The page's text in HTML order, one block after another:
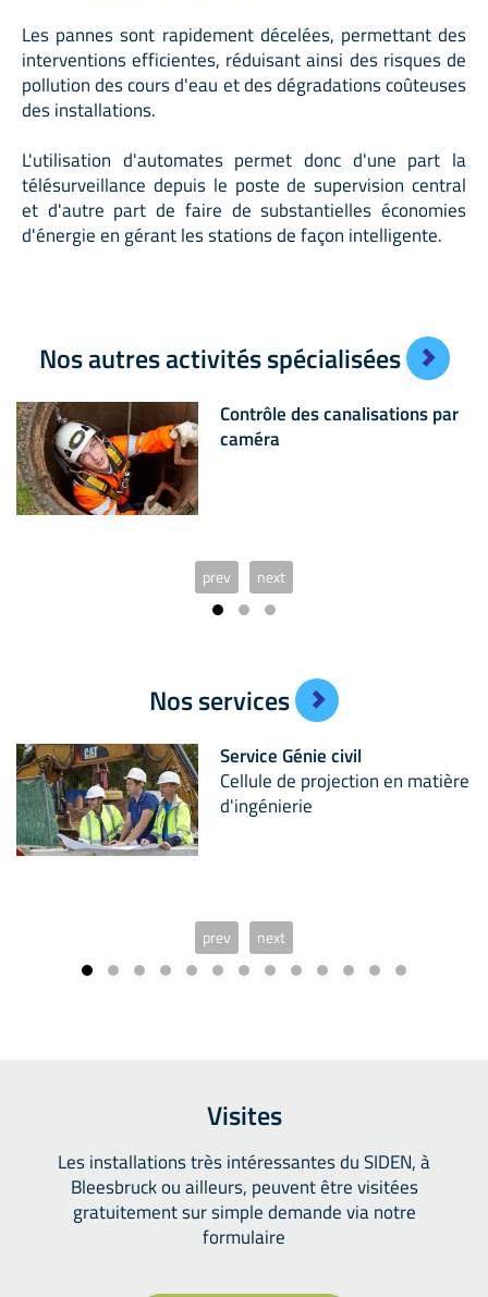
Les pannes sont rapidement décelées, permettant des
interventions efficientes, réduisant ainsi des risques de
pollution des cours d'eau et des dégradations coûteuses
des installations.
L'utilisation d'automates permet donc d'une part la
télésurveillance depuis le poste de supervision central
et d'autre part de faire de substantielles économies
d'énergie en gérant les stations de façon intelligente.
Nos autres activités spécialisées
Contrôle des canalisations par
caméra
prev next
Nos services
Service Génie civil
Cellule de projection en matière
d'ingénierie
prev next
Visites
Les installations très intéressantes du SIDEN, à
Bleesbruck ou ailleurs, peuvent être visitées
gratuitement sur simple demande via notre
formulaire